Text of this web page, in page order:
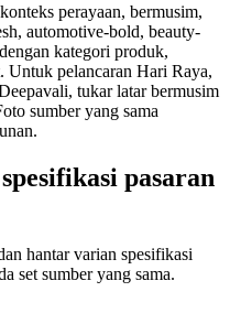
perayaan, bermusim,
automotive-bold, beauty-
kategori produk,
Untuk pelancaran Hari Raya,
tukar latar bermusim
sumber yang sama
pasaran
hantar varian spesifikasi
set sumber yang sama.